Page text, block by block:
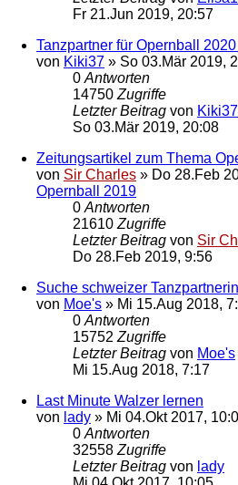
Fr 21.Jun 2019, 20:57
Tanzpartner für Opernball
von Kiki37 » So 03.Mär 2019,
0 Antworten
14750 Zugriffe
Letzter Beitrag von Kiki37
So 03.Mär 2019, 20:08
Zeitungsartikel zum Thema
von Sir Charles » Do 28.Feb
Opernball 2019
0 Antworten
21610 Zugriffe
Letzter Beitrag von Sir
Do 28.Feb 2019, 9:56
Suche schweizer Tanzpartnerin
von Moe's » Mi 15.Aug 2018,
0 Antworten
15752 Zugriffe
Letzter Beitrag von Moe's
Mi 15.Aug 2018, 7:17
Last Minute Walzer lernen
von lady » Mi 04.Okt 2017,
0 Antworten
32558 Zugriffe
Letzter Beitrag von lady